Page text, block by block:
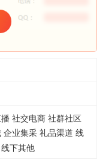
社交电商 社群社区
企业集采 礼品渠道 线
下其他